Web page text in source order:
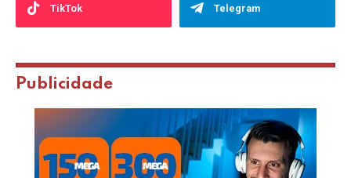
TikTok Telegram
Publicidade